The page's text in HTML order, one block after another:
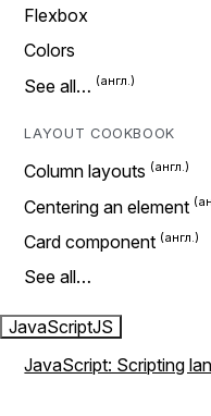
Flexbox
Colors
See all…
LAYOUT COOKBOOK
Column layouts
Centering an element
Card component
See all…
JavaScriptJS
JavaScript: Scripting